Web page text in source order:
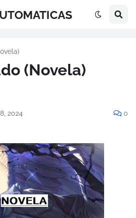
(Novela)
2024 0